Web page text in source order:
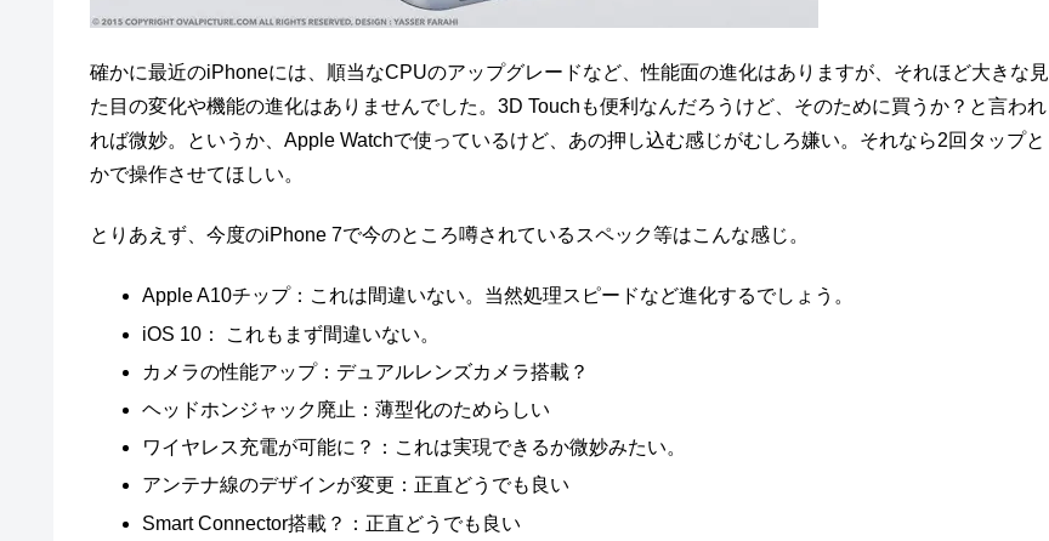
確かに最近のiPhoneには、順当なCPUのアップグレードなど、性能面の進化はありますが、それほど大きな見
た目の変化や機能の進化はありませんでした。3D Touchも便利なんだろうけど、そのために買うか？と言われ
れば微妙。というか、Apple Watchで使っているけど、あの押し込む感じがむしろ嫌い。それなら2回タップと
かで操作させてほしい。
とりあえず、今度のiPhone 7で今のところ噂されているスペック等はこんな感じ。
Apple A10チップ：これは間違いない。当然処理スピードなど進化するでしょう。
iOS 10： これもまず間違いない。
カメラの性能アップ：デュアルレンズカメラ搭載？
ヘッドホンジャック廃止：薄型化のためらしい
ワイヤレス充電が可能に？：これは実現できるか微妙みたい。
アンテナ線のデザインが変更：正直どうでも良い
Smart Connector搭載？：正直どうでも良い